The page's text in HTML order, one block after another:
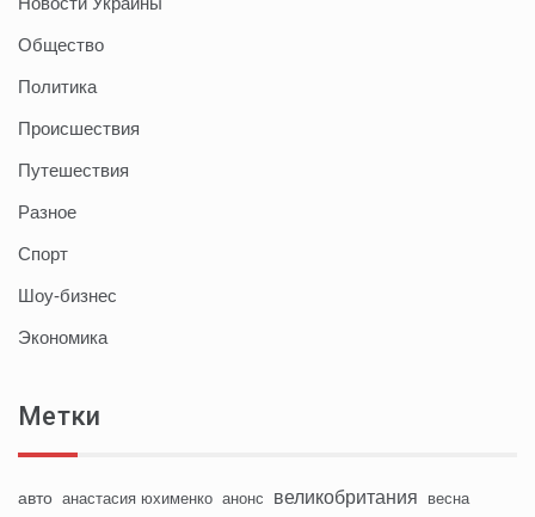
Общество
Политика
Происшествия
Путешествия
Разное
Спорт
Шоу-бизнес
Экономика
Метки
авто анастасия юхименко анонс великобритания весна